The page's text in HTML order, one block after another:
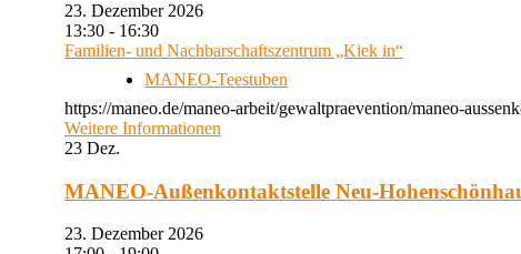
23. Dezember 2026
13:30 - 16:30
Familien- und Nachbarschaftszentrum „Kiek in“
MANEO-Teestuben
https://maneo.de/maneo-arbeit/gewaltpraevention/maneo-
Weitere Informationen
23 Dez.
MANEO-Außenkontaktstelle Neu-
23. Dezember 2026